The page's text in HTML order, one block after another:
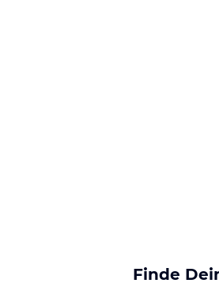
Finde